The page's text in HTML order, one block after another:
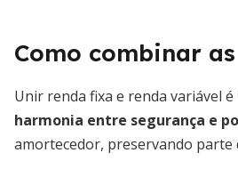
Como combinar
Unir renda fixa e renda variável
harmonia entre segurança e
amortecedor, preservando parte